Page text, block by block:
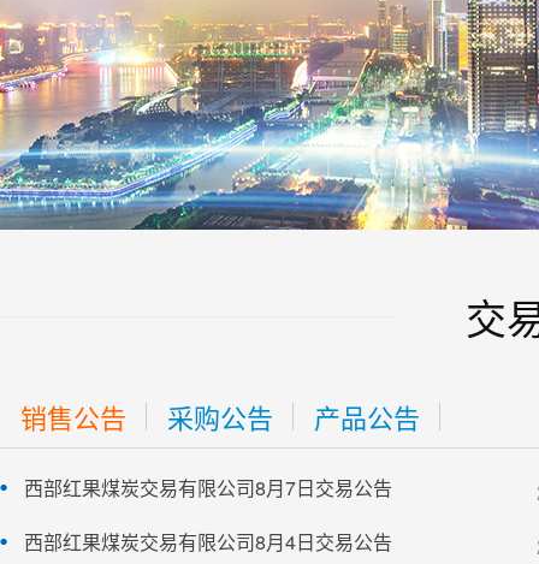
交
销售公告 采购公告 产品公告
西部红果煤炭交易有限公司8月7日交易公告
西部红果煤炭交易有限公司8月4日交易公告